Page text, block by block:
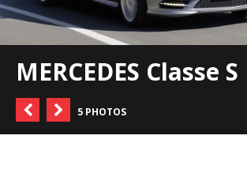
MERCEDES Classe S
5 PHOTOS